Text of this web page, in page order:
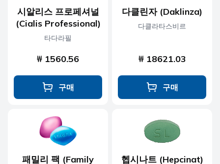
시알리스 프로페셔널
(Cialis Professional)
타다라필
₩ 1560.56
구매
다클린자 (Daklinza)
다클라타스비르
₩ 18621.03
구매
패밀리 팩 (Family 헵시나트 (Hepcinat)